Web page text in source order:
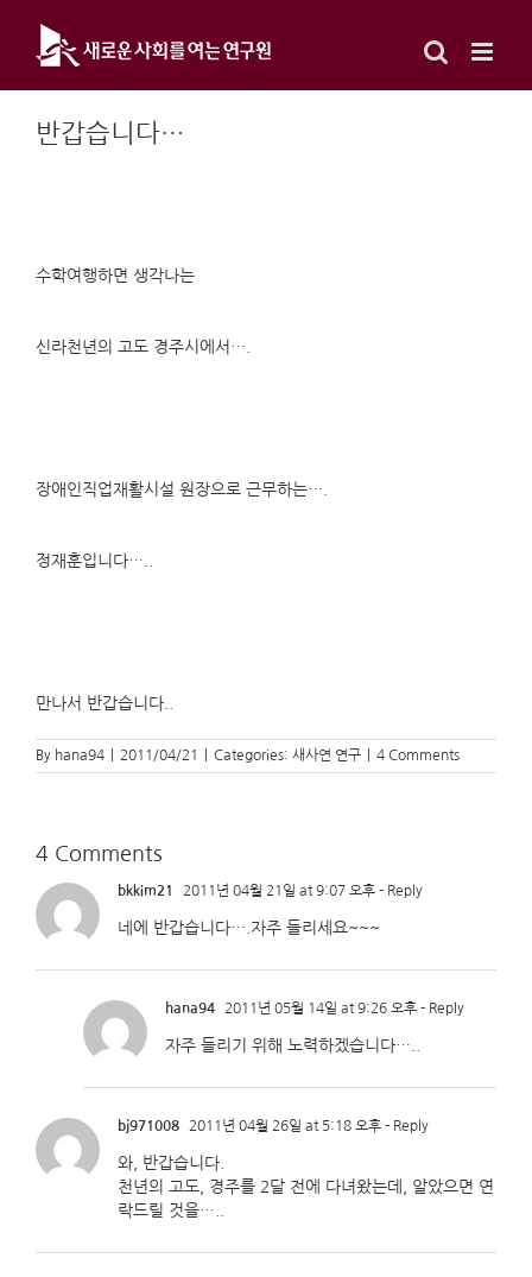
content
반갑습니다…
수학여행하면 생각나는
신라천년의 고도 경주시에서….
장애인직업재활시설 원장으로 근무하는….
정재훈입니다…..
만나서 반갑습니다..
By hana94 2011/04/21 Categories: 새사연 연구 4 Comments
4 Comments
bkkim21 2011년 04월 21일 at 9:07 오후 - Reply
네에 반갑습니다….자주 들리세요~~~
hana94 2011년 05월 14일 at 9:26 오후 - Reply
자주 들리기 위해 노력하겠습니다…..
bj971008 2011년 04월 26일 at 5:18 오후 - Reply
와, 반갑습니다.
천년의 고도, 경주를 2달 전에 다녀왔는데, 알았으면 연
락드릴 것을…..